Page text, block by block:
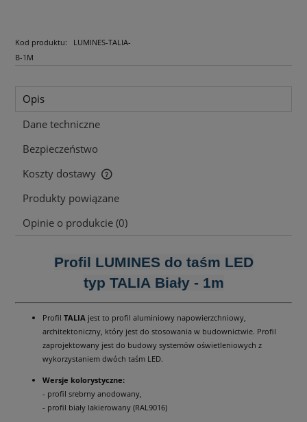
Kod produktu:
LUMINES-TALIA-
B-1M
Opis
Dane techniczne
Bezpieczeństwo
Koszty dostawy
Cena nie zawiera ewentualnych kosztów płatności
Produkty powiązane
Opinie o produkcie (0)
Profil LUMINES do taśm LED
typ TALIA Biały - 1m
Profil TALIA jest to profil aluminiowy napowierzchniowy,
architektoniczny, który jest do stosowania w budownictwie. Profil
zaprojektowany jest do budowy systemów oświetleniowych z
wykorzystaniem dwóch taśm LED.
Wersje kolorystyczne:
- profil srebrny anodowany,
- profil biały lakierowany (RAL9016)